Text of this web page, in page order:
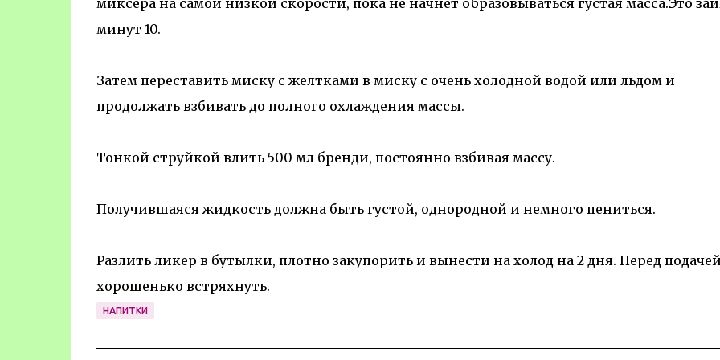
миксера на самой низкой скорости, пока не начнет образовываться густая масса.Это
минут 10.
Затем переставить миску с желтками в миску с очень холодной водой или льдом и
продолжать взбивать до полного охлаждения массы.
Тонкой струйкой влить 500 мл бренди, постоянно взбивая массу.
Получившаяся жидкость должна быть густой, однородной и немного пениться.
Разлить ликер в бутылки, плотно закупорить и вынести на холод на 2 дня. Перед подачей
хорошенько встряхнуть.
НАПИТКИ